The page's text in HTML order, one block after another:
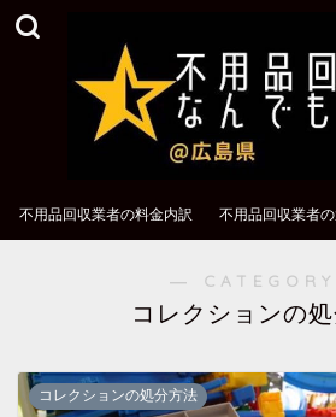
不用品回収業者の料金内訳 不用品回収業者
―
コレクションの
コレクションの処分方法